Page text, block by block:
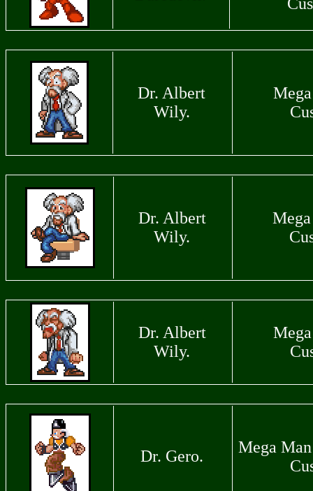
Dr. Albert
Wily.
Dr. Albert
Wily.
Dr. Albert
Wily.
Dr. Gero.
Mega